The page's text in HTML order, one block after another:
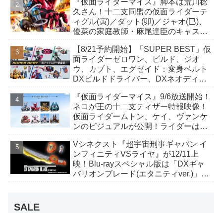
も！
久さん！十二支同盟の仮面ライダーテ
ィグル(寅)／ダット(卯)／ジャオ(巳)、
優菜の家庭教師・麻尾達臣のキャスト
んも変身！
【8/21予約開始】「SUPER BEST」仮
面ライダーゼロワン、ビルド、ジオ
ウ、カブト、エグゼイド：変身ベルト
DXビルドドライバー、DXネオディケ
か12点！
『仮面ライダーマイス』9/6放送開始！
ネコが王の十二支ティザー特報映像！
仮面ライダームトン、ケイ、ヴァンケ
ンのビジュアルが公開！ライダーは子
Vシネクスト『超宇宙刑事ギャバン イ
ンフィニティVSライヤ』が12/11上
映！Blu-rayスペシャル版は「DXギャ
バリオンブレード(エタニティver.)」
SALE